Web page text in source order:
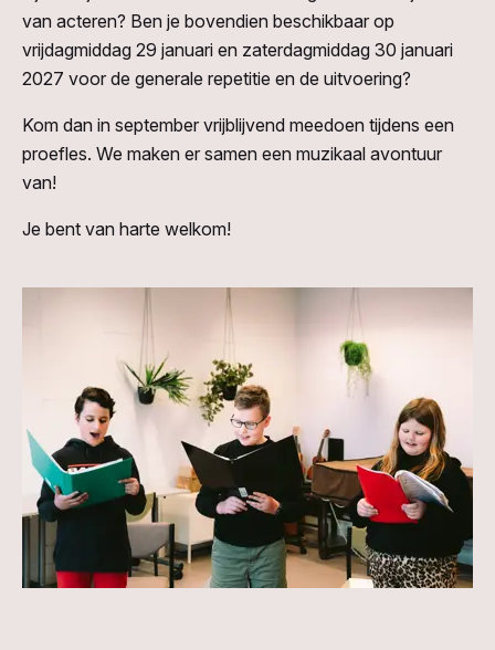
van acteren? Ben je bovendien beschikbaar op
vrijdagmiddag 29 januari en zaterdagmiddag 30 januari
2027 voor de generale repetitie en de uitvoering?
Kom dan in september vrijblijvend meedoen tijdens een
proefles. We maken er samen een muzikaal avontuur
van!
Je bent van harte welkom!